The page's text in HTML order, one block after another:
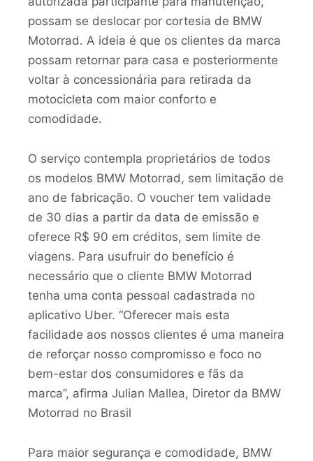
possam se deslocar por cortesia de BMW
Motorrad. A ideia é que os clientes da marca
possam retornar para casa e posteriormente
voltar à concessionária para retirada da
motocicleta com maior conforto e
comodidade.
O serviço contempla proprietários de todos
os modelos BMW Motorrad, sem limitação de
ano de fabricação. O voucher tem validade
de 30 dias a partir da data de emissão e
oferece R$ 90 em créditos, sem limite de
viagens. Para usufruir do benefício é
necessário que o cliente BMW Motorrad
tenha uma conta pessoal cadastrada no
aplicativo Uber. “Oferecer mais esta
facilidade aos nossos clientes é uma maneira
de reforçar nosso compromisso e foco no
bem-estar dos consumidores e fãs da
marca”, afirma Julian Mallea, Diretor da BMW
Motorrad no Brasil
Para maior segurança e comodidade, BMW